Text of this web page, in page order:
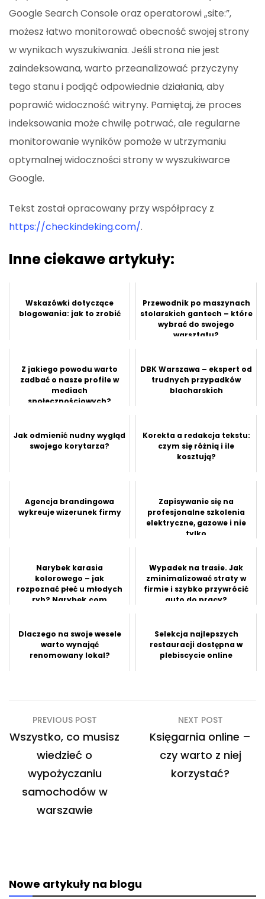
Google Search Console oraz operatorowi „site:”,
możesz łatwo monitorować obecność swojej strony
w wynikach wyszukiwania. Jeśli strona nie jest
zaindeksowana, warto przeanalizować przyczyny
tego stanu i podjąć odpowiednie działania, aby
poprawić widoczność witryny. Pamiętaj, że proces
indeksowania może chwilę potrwać, ale regularne
monitorowanie wyników pomoże w utrzymaniu
optymalnej widoczności strony w wyszukiwarce
Google.
Tekst został opracowany przy współpracy z
https://checkindeking.com/.
Inne ciekawe artykuły:
Wskazówki dotyczące
blogowania: jak to zrobić
Przewodnik po maszynach
stolarskich gantech – które
wybrać do swojego
warsztatu?
Z jakiego powodu warto
zadbać o nasze profile w
mediach
społecznościowych?
DBK Warszawa – ekspert od
trudnych przypadków
blacharskich
Jak odmienić nudny wygląd
swojego korytarza?
Korekta a redakcja tekstu:
czym się różnią i ile
kosztują?
Agencja brandingowa
wykreuje wizerunek firmy
Zapisywanie się na
profesjonalne szkolenia
elektryczne, gazowe i nie
tylko
Narybek karasia
kolorowego – jak
rozpoznać płeć u młodych
ryb? Narybek.com
Wypadek na trasie. Jak
zminimalizować straty w
firmie i szybko przywrócić
auto do pracy?
Dlaczego na swoje wesele
warto wynająć
renomowany lokal?
Selekcja najlepszych
restauracji dostępna w
plebiscycie online
Nawigacja
wpisu
PREVIOUS POST
Wszystko, co musisz
wiedzieć o
wypożyczaniu
samochodów w
warszawie
NEXT POST
Księgarnia online –
czy warto z niej
korzystać?
Nowe artykuły na blogu